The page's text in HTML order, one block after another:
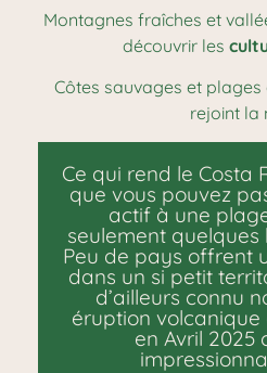
Montagnes fraîches et
découvrir les
Côtes sauvages et plages
rejoint la
Ce qui rend le Costa
que vous pouvez
actif à une
seulement quelques
Peu de pays offrent
dans un si petit
d’ailleurs connu
éruption volcanique
en Avril 2025